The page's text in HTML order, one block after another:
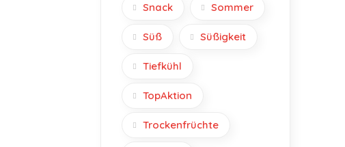
Snack Sommer
Süß Süßigkeit
Tiefkühl
TopAktion
Trockenfrüchte